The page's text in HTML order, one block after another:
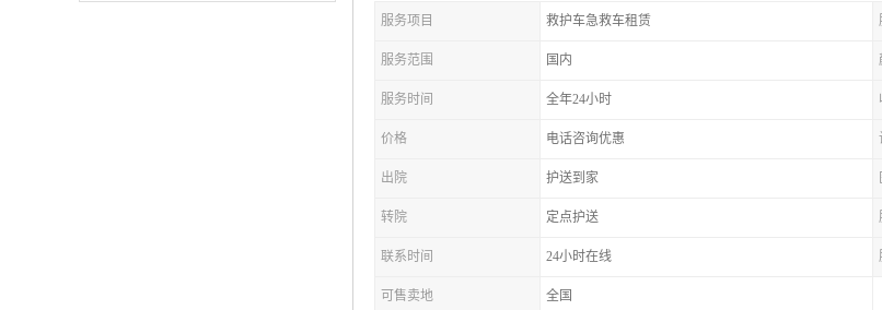
服务项目 救护车急救车租赁
服务范围 国内
服务时间 全年24小时
价格 电话咨询优惠
出院 护送到家
转院 定点护送
联系时间 24小时在线
可售卖地 全国